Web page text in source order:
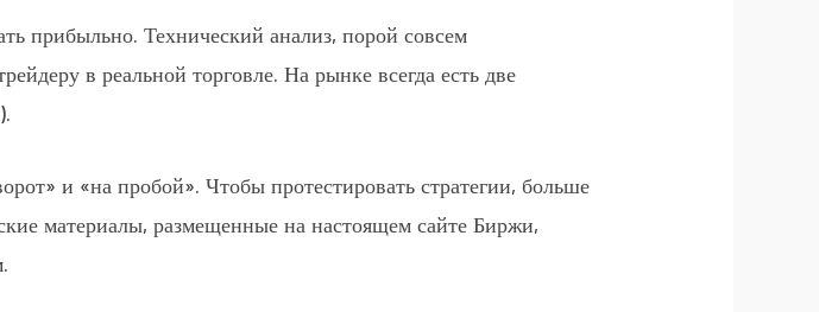
прибыльно. Технический анализ, порой совсем
в реальной торговле. На рынке всегда есть две
и «на пробой». Чтобы протестировать стратегии, больше
материалы, размещенные на настоящем сайте Биржи,